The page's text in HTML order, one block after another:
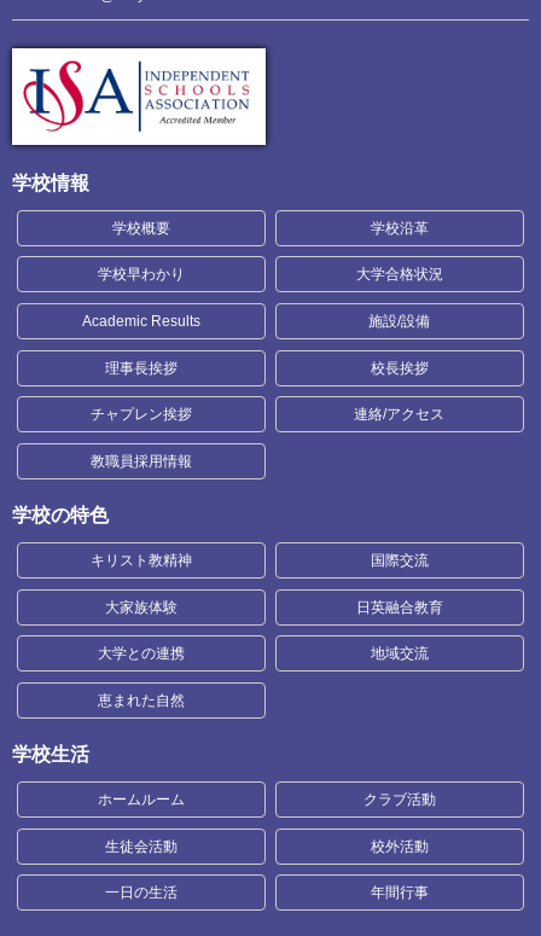
学校情報
学校概要 学校沿革
学校早わかり 大学合格状況
Academic Results 施設/設備
理事長挨拶 校長挨拶
チャプレン挨拶 連絡/アクセス
教職員採用情報
学校の特色
キリスト教精神 国際交流
大家族体験 日英融合教育
大学との連携 地域交流
恵まれた自然
学校生活
ホームルーム クラブ活動
生徒会活動 校外活動
一日の生活 年間行事